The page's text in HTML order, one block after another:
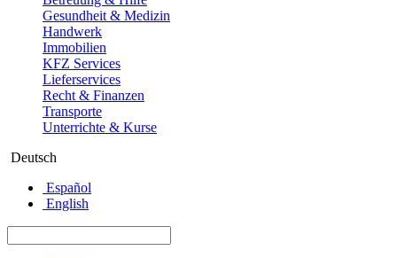
Gesundheit & Medizin
Handwerk
Immobilien
KFZ Services
Lieferservices
Recht & Finanzen
Transporte
Unterrichte & Kurse
Deutsch
Español
English